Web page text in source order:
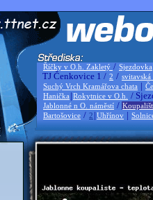
Říčky v O.h. Zakletý / Sjezdovka
TJ Čenkovice 1 / 2 / svitavská
Suchý Vrch Kramářova chata |
Hanička |Rokytnice v O.h. /
Jablonné n O. náměstí /
Bartošovice / 2 |Uhřínov |